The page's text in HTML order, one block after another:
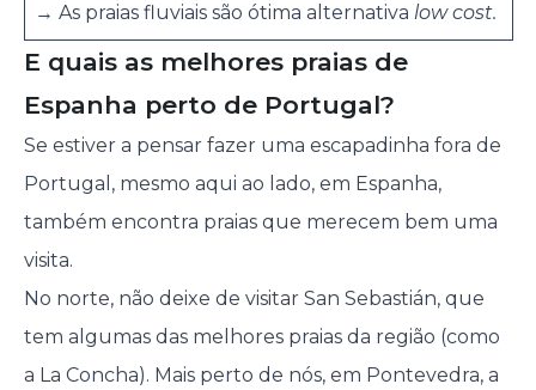
→ As praias fluviais são ótima alternativa low cost.
E quais as melhores praias de
Espanha perto de Portugal?
Se estiver a pensar fazer uma escapadinha fora de
Portugal, mesmo aqui ao lado, em Espanha,
também encontra praias que merecem bem uma
visita.
No norte, não deixe de visitar San Sebastián, que
tem algumas das melhores praias da região (como
a La Concha). Mais perto de nós, em Pontevedra, a